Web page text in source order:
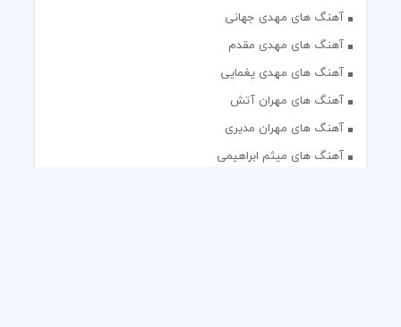
آهنگ های مهدی جهانی
آهنگ های مهدی مقدم
آهنگ های مهدی یغمایی
آهنگ های مهران آتش
آهنگ های مهران مدیری
آهنگ های میثم ابراهیمی